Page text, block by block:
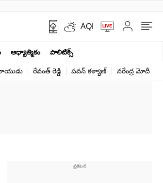
AQI
ఆధ్యాత్మికం పాలిటిక్స్‌
రేవంత్ రెడ్డి పవన్ కళ్యాణ్ నరేంద్ర మోదీ